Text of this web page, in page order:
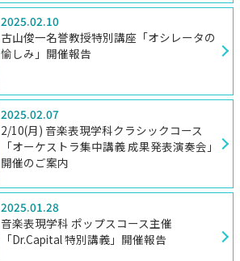
2025.02.10
古山俊一名誉教授特別講座「オシレータの
愉しみ」開催報告
2025.02.07
2/10(月) 音楽表現学科クラシックコース
「オーケストラ集中講義 成果発表演奏会」
開催のご案内
2025.01.28
音楽表現学科 ポップスコース主催
「Dr.Capital 特別講義」開催報告